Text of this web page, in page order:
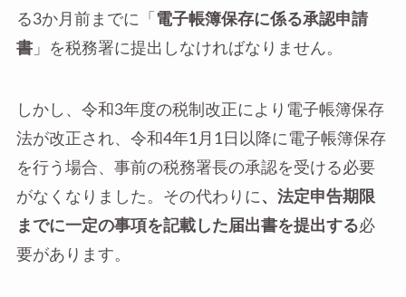
る3か月前までに「 電子帳簿保存に係る承認申請
書」を税務署に提出しなければなりません。
しかし、令和3年度の税制改正により電子帳簿保存
法が改正され、令和4年1月1日以降に電子帳簿保存
を行う場合、事前の税務署長の承認を受ける必要
がなくなりました。その代わりに 、法定申告期限
までに⼀定の事項を記載した届出書を提出する必
要があります。